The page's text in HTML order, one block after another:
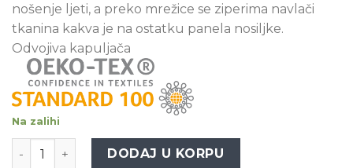
nošenje ljeti, a preko mrežice se ziperima navlači
tkanina kakva je na ostatku panela nosiljke.
Odvojiva kapuljača
Na zalihi
De Novo Dinos - Nosiljka za bebe količina
DODAJ U KORPU